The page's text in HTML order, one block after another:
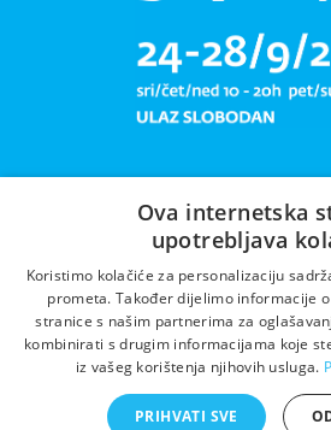
Libar plete
Ova internetska
upotrebljava
Koristimo kolačiće za personalizaciju
prometa. Također dijelimo informacije
stranice s našim partnerima za
kombinirati s drugim informacijama koje
iz vašeg korištenja njihovih usluga.
PRIHVATI SVE